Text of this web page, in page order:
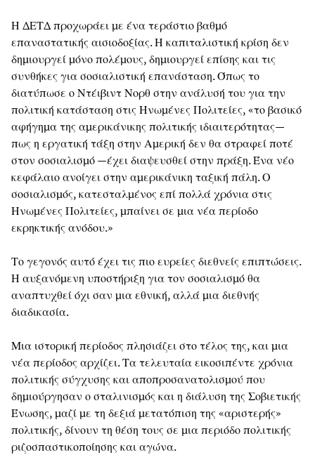
Η ΔΕΤΔ προχωράει με ένα τεράστιο βαθμό
επαναστατικής αισιοδοξίας. Η καπιταλιστική κρίση δεν
δημιουργεί μόνο πολέμους, δημιουργεί επίσης και τις
συνθήκες για σοσιαλιστική επανάσταση. Όπως το
διατύπωσε ο Ντέιβιντ Νορθ στην ανάλυσή του για την
πολιτική κατάσταση στις Ηνωμένες Πολιτείες, «το βασικό
αφήγημα της αμερικάνικης πολιτικής ιδιαιτερότητας—
πως η εργατική τάξη στην Αμερική δεν θα στραφεί ποτέ
στον σοσιαλισμό —έχει διαψευσθεί στην πράξη. Ένα νέο
κεφάλαιο ανοίγει στην αμερικάνικη ταξική πάλη. Ο
σοσιαλισμός, κατεσταλμένος επί πολλά χρόνια στις
Ηνωμένες Πολιτείες, μπαίνει σε μια νέα περίοδο
εκρηκτικής ανόδου.»
Το γεγονός αυτό έχει τις πιο ευρείες διεθνείς επιπτώσεις.
Η αυξανόμενη υποστήριξη για τον σοσιαλισμό θα
αναπτυχθεί όχι σαν μια εθνική, αλλά μια διεθνής
διαδικασία.
Μια ιστορική περίοδος πλησιάζει στο τέλος της, και μια
νέα περίοδος αρχίζει. Τα τελευταία εικοσιπέντε χρόνια
πολιτικής σύγχυσης και αποπροσανατολισμού που
δημιούργησαν ο σταλινισμός και η διάλυση της Σοβιετικής
Ένωσης, μαζί με τη δεξιά μετατόπιση της «αριστερής»
πολιτικής, δίνουν τη θέση τους σε μια περιόδο πολιτικής
ριζοσπαστικοποίησης και αγώνα.